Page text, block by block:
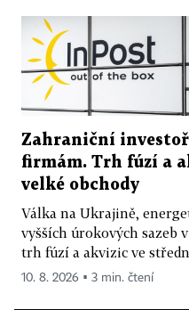
Zahraniční
firmám. Trh fúzí a
velké obchody
Válka na Ukrajině,
vyšších úrokových sazeb
trh fúzí a akvizic ve
10. 8. 2026 ▪ 3 min. čtení